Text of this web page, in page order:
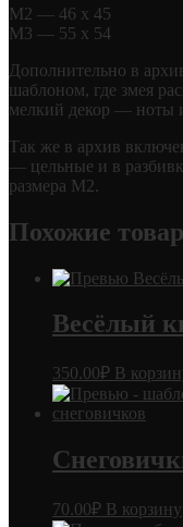
М2 — 46 х 45
М3 — 55 х 54
Дополнительно в
шаблоном, где змея
мелкий декор — ноты
Так же в архив
— цельные и в
размера М2.
Похожие
Весёлый
350.00₽ В
70.00₽ В корзину